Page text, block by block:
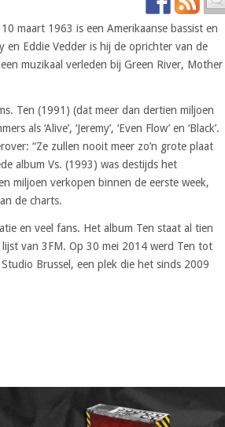
maart 1963 is een Amerikaanse bassist en
en Eddie Vedder is hij de oprichter van de
muzikaal verleden bij Green River, Mother
Ten (1991) (dat meer dan dertien miljoen
‘Alive’, ‘Jeremy’, ‘Even Flow’ en ‘Black’.
“Ze zullen nooit meer zo’n grote plaat
album Vs. (1993) was destijds het
miljoen verkopen binnen de eerste week,
de charts.
en veel fans. Het album Ten staat al tien
van 3FM. Op 30 mei 2014 werd Ten tot
Brussel, een plek die het sinds 2009